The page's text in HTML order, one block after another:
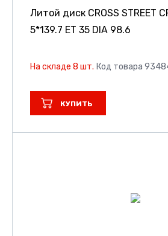
Литой диск CROSS STREET
5*139.7 ET 35 DIA 98.6
На складе 8 шт. Код товара
КУПИТЬ